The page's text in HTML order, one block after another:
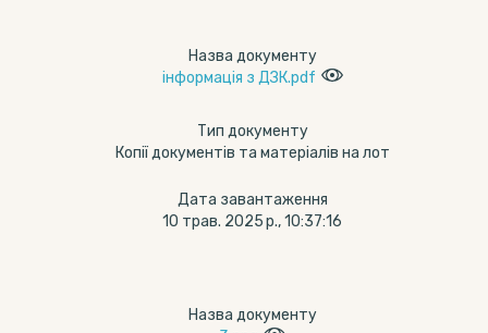
Назва документу
інформація з ДЗК.pdf
Тип документу
Копії документів та матеріалів на лот
Дата завантаження
10 трав. 2025 р., 10:37:16
Назва документу